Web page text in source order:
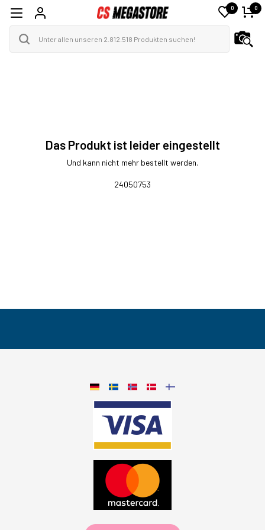
0 0
Das Produkt ist leider eingestellt
Und kann nicht mehr bestellt werden.
24050753